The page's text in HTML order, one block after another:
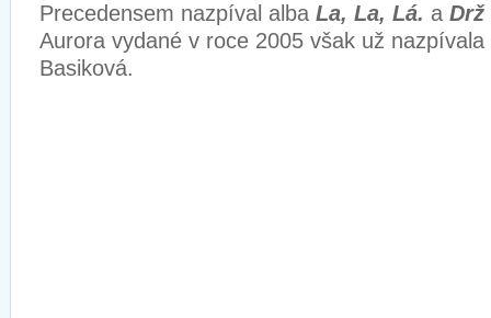
Precedensem nazpíval alba La, La, Lá. a Drž
Aurora vydané v roce 2005 však už nazpívala
Basiková.